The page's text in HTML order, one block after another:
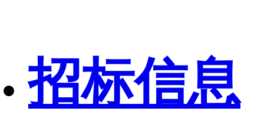
招标信息